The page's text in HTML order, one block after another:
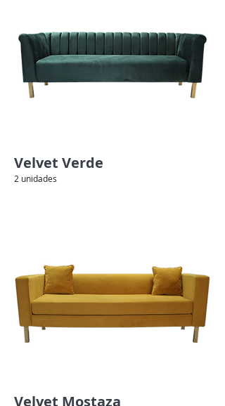
Velvet Verde
2 unidades
Velvet Mostaza